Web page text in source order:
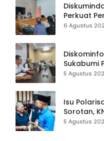
Hampir
Dipisahkan
Perkuat
Sensus
Terbuka
6 Agustus
Sukabumi
Satu Data
Dikebut
5 Agustus
Isu
Sorotan,
Sukabumi
5 Agustus